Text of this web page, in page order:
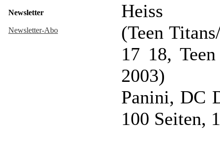
Newsletter
Newsletter-Abo
Heiss
(Teen
17 18,
2003)
Panini, DC
100 Seiten,